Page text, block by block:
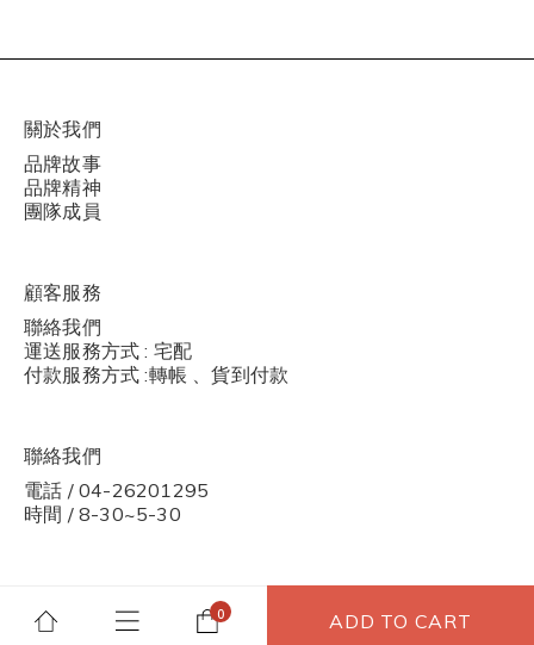
ADD TO CART
關於我們
品牌故事
品牌精神
團隊成員
顧客服務
聯絡我們
運送服務方式 : 宅配
付款服務方式 :轉帳 、貨到付款
聯絡我們
電話 / 04-26201295
時間 / 8-30~5-30